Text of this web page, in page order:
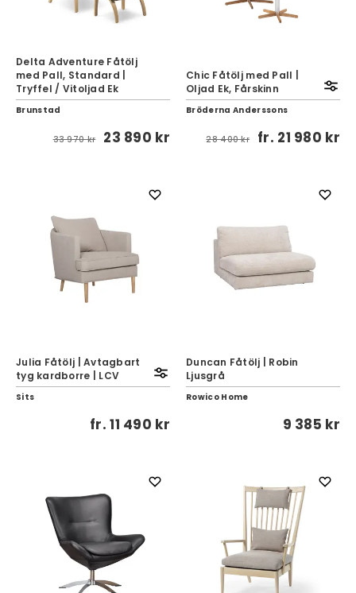
Delta Adventure Fåtölj
med Pall, Standard |
Tryffel / Vitoljad Ek
Brunstad
33 970 kr 23 890 kr
Chic Fåtölj med Pall |
Oljad Ek, Fårskinn
Bröderna Anderssons
28 400 kr fr. 21 980 kr
Julia Fåtölj | Avtagbart
tyg kardborre | LCV
Sits
fr.11 490 kr
Duncan Fåtölj | Robin
Ljusgrå
Rowico Home
9 385 kr